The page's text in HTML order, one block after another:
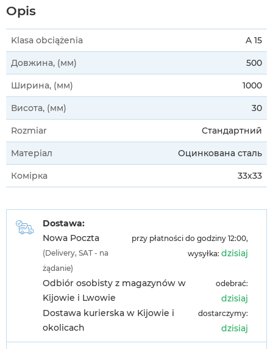
Opis
Klasa obciążenia A 15
Довжина, (мм) 500
Ширина, (мм) 1000
Висота, (мм) 30
Rozmiar Стандартний
Матеріал Оцинкована сталь
Комірка 33х33
Dostawa:
Nowa Poczta
(Delivery, SAT - na
żądanie)
przy płatności do godziny 12:00,
wysyłka: dzisiaj
Odbiór osobisty z magazynów w
Kijowie i Lwowie
odebrać:
dzisiaj
Dostawa kurierska w Kijowie i
okolicach
dostarczymy:
dzisiaj